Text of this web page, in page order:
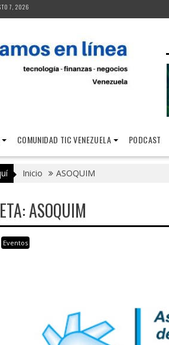
7, 2026
COMUNIDAD TIC VENEZUELA PODCAST
Inicio ASOQUIM
ASOQUIM
Eventos